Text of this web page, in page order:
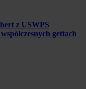
z USWPS
gettach